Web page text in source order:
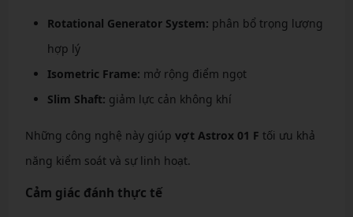
Rotational Generator System: phân bổ trọng lượng
hợp lý
Isometric Frame: mở rộng điểm ngọt
Slim Shaft: giảm lực cản không khí
Những công nghệ này giúp vợt Astrox 01 F tối ưu khả
năng kiểm soát và sự linh hoạt.
Cảm giác đánh thực tế